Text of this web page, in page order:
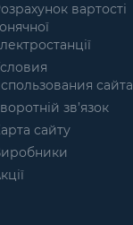
вартості
сайта
зв’язок
сайту